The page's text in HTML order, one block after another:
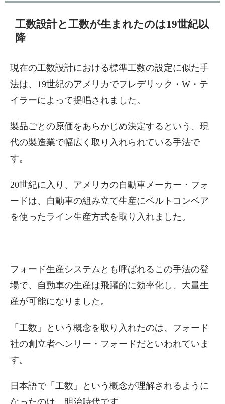
工数設計と工数が生まれたのは19世紀以
降
現在の工数設計における標準工数の設定に似た手
法は、19世紀のアメリカでフレデリック・W・テ
イラーによって提唱されました。
製品ごとの原価をあらかじめ決定するという、現
代の製造業で幅広く取り入れられている手法で
す。
20世紀に入り、アメリカの自動車メーカー・フォ
ードは、自動車の組み立て生産にベルトコンベア
を使ったライン生産方式を取り入れました。
フォード生産システムとも呼ばれるこの手法の登
場で、自動車の生産は飛躍的に効率化し、大量生
産が可能になりました。
「工数」という概念を取り入れたのは、フォード
社の創立者ヘンリー・フォードだといわれていま
す。
日本語で「工数」という概念が理解されるように
なったのは、明治時代です。